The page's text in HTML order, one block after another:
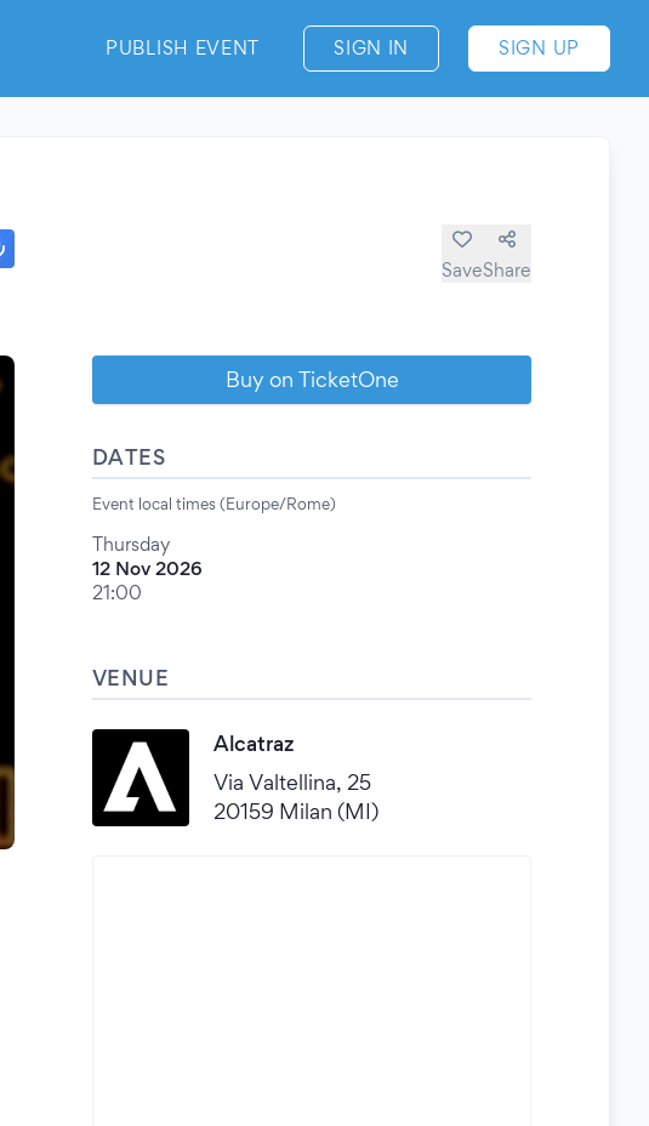
PUBLISH EVENT SIGN IN SIGN UP
SaveShare
Buy on TicketOne
DATES
Event local times (Europe/Rome)
Thursday
12 Nov 2026
21:00
VENUE
Alcatraz
Via Valtellina, 25
20159 Milan (MI)